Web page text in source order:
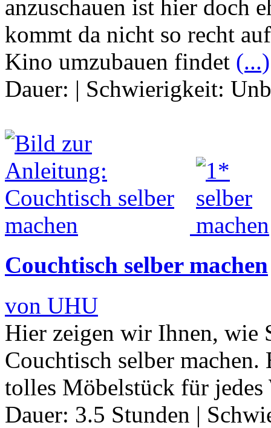
anzuschauen ist hier doch
kommt da nicht so recht
Kino umzubauen findet (...)
Dauer: | Schwierigkeit:
Couchtisch selber machen
von UHU
Hier zeigen wir Ihnen, wie
Couchtisch selber
tolles Möbelstück für
Dauer: 3.5 Stunden |